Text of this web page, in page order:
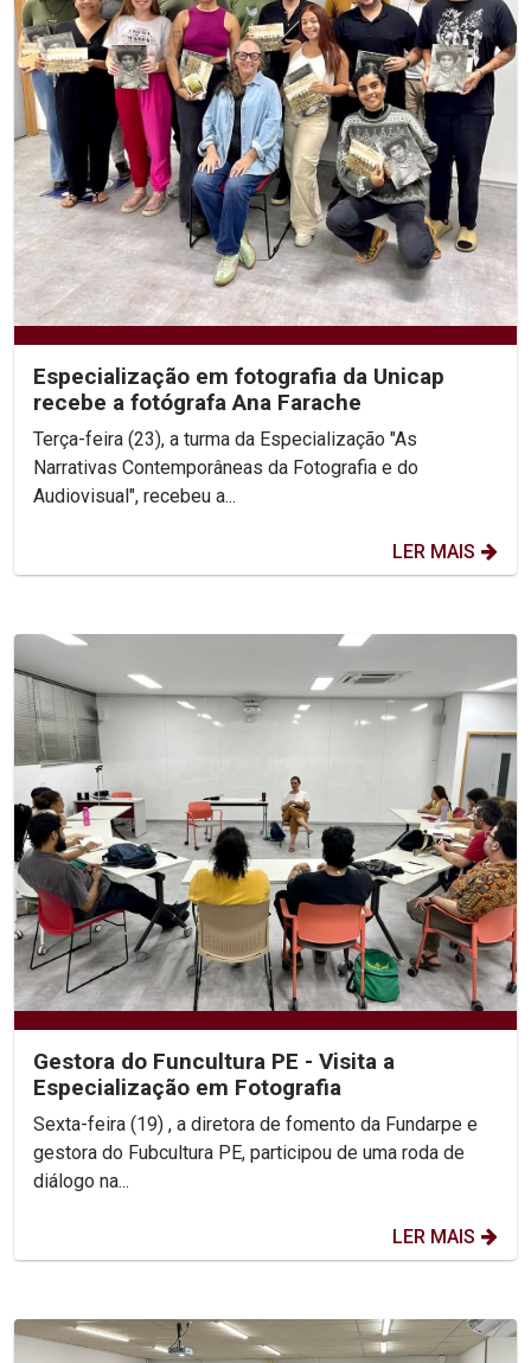
Especialização em fotografia da Unicap
recebe a fotógrafa Ana Farache
Terça-feira (23), a turma da Especialização "As
Narrativas Contemporâneas da Fotografia e do
Audiovisual", recebeu a...
LER MAIS
Gestora do Funcultura PE - Visita a
Especialização em Fotografia
Sexta-feira (19) , a diretora de fomento da Fundarpe e
gestora do Fubcultura PE, participou de uma roda de
diálogo na...
LER MAIS